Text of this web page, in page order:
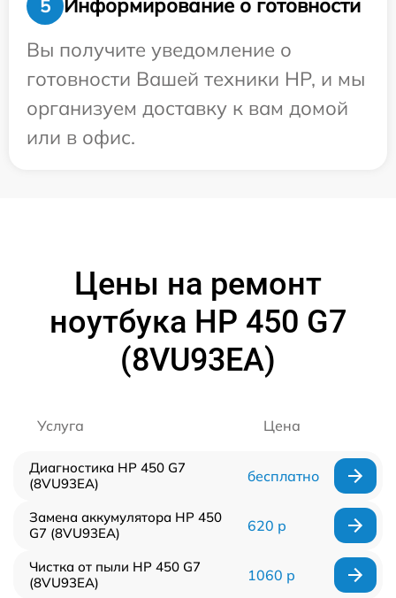
5
Информирование о готовности
Вы получите уведомление о
готовности Вашей техники HP, и мы
организуем доставку к вам домой
или в офис.
Цены на ремонт
ноутбука HP 450 G7
(8VU93EA)
Услуга Цена
Диагностика HP 450 G7
(8VU93EA)
бесплатно
Замена аккумулятора HP 450
G7 (8VU93EA)
620 р
Чистка от пыли HP 450 G7
(8VU93EA)
1060 р